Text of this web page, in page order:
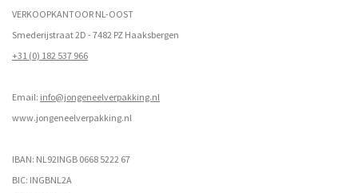
VERKOOPKANTOOR NL-OOST
Smederijstraat 2D - 7482 PZ Haaksbergen
+31 (0) 182 537 966
Email: info@jongeneelverpakking.nl
www.jongeneelverpakking.nl
IBAN: NL92INGB 0668 5222 67
BIC: INGBNL2A